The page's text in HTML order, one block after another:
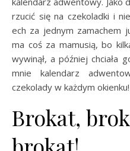
rzucić się na czekoladki i
ech za jednym zamachem
ma coś za mamusią, bo
wywinął, a później chciała
mnie kalendarz
czekolady w każdym okienku!
Brokat,